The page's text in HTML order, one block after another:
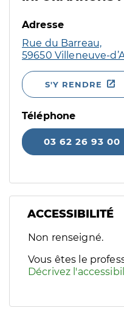
Adresse
Rue du Barreau,
59650 Villeneuve-
S'Y RENDRE
Téléphone
03 62 26 93 00
ACCESSIBILITÉ
Filtres
Sélectionnez un ou
Non renseigné.
Vous êtes le
Décrivez